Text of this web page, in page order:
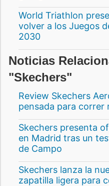
World Triathlon
volver a los Juegos
2030
Noticias
"Skechers"
Review Skechers
pensada para correr
Skechers presenta
en Madrid tras un
de Campo
Skechers lanza la
zapatilla ligera para